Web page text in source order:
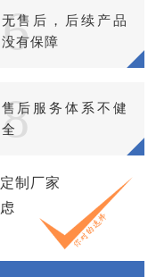
无售后，后续产品
没有保障
售后服务体系不健
全
制厂家